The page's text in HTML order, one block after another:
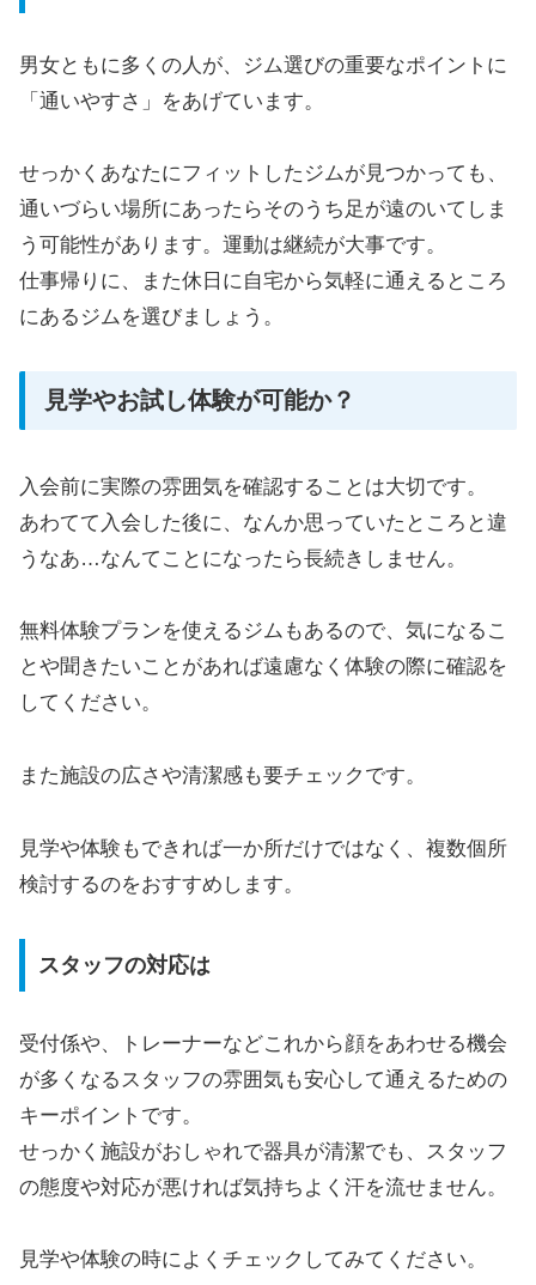
男女ともに多くの人が、ジム選びの重要なポイントに
「通いやすさ」をあげています。
せっかくあなたにフィットしたジムが見つかっても、
通いづらい場所にあったらそのうち足が遠のいてしま
う可能性があります。運動は継続が大事です。
仕事帰りに、また休日に自宅から気軽に通えるところ
にあるジムを選びましょう。
見学やお試し体験が可能か？
入会前に実際の雰囲気を確認することは大切です。
あわてて入会した後に、なんか思っていたところと違
うなあ…なんてことになったら長続きしません。
無料体験プランを使えるジムもあるので、気になるこ
とや聞きたいことがあれば遠慮なく体験の際に確認を
してください。
また施設の広さや清潔感も要チェックです。
見学や体験もできれば一か所だけではなく、複数個所
検討するのをおすすめします。
スタッフの対応は
受付係や、トレーナーなどこれから顔をあわせる機会
が多くなるスタッフの雰囲気も安心して通えるための
キーポイントです。
せっかく施設がおしゃれで器具が清潔でも、スタッフ
の態度や対応が悪ければ気持ちよく汗を流せません。
見学や体験の時によくチェックしてみてください。